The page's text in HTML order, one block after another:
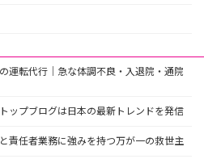
運転代行｜急な体調不良・入退院・通院
ップブログは日本の最新トレンドを発信
責任者業務に強みを持つ万が一の救世主